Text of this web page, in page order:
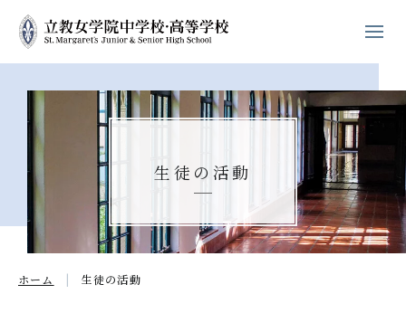
ホーム
学校紹介
立教女学院の キリスト教教育
中高の教育
学校生活
生徒の活動
ホーム 生徒の活動